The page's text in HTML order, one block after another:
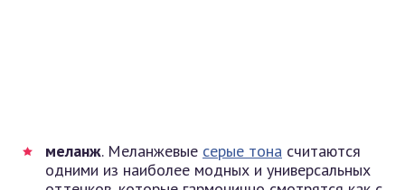
меланж. Меланжевые серые тона считаются
одними из наиболее модных и универсальных